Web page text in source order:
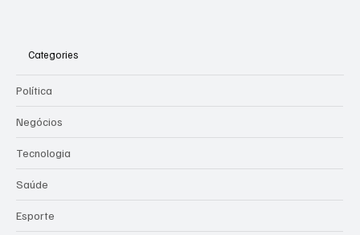
Categories
Política
Negócios
Tecnologia
Saúde
Esporte